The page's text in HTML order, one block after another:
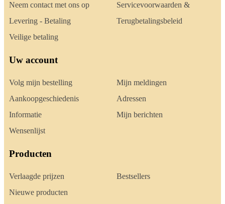
Neem contact met ons op
Levering - Betaling
Veilige betaling
Servicevoorwaarden &
Terugbetalingsbeleid
Uw account
Volg mijn bestelling
Aankoopgeschiedenis
Informatie
Wensenlijst
Mijn meldingen
Adressen
Mijn berichten
Producten
Verlaagde prijzen
Nieuwe producten
Bestsellers